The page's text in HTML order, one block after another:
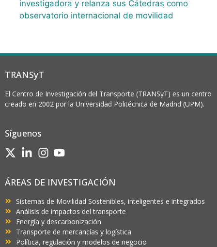
investigadora y relanza sus Cátedras como
observatorio internacional de movilidad
TRANSyT
El Centro de Investigación del Transporte (TRANSyT) es un centro
creado en 2002 por la Universidad Politécnica de Madrid (UPM).
Síguenos
ÁREAS DE INVESTIGACIÓN
Sistemas de Movilidad Sostenibles, inteligentes e integrados
Análisis de impactos del transporte
Energía y descarbonización
Transporte de mercancías y logística
Política, regulación y modelos de negocio